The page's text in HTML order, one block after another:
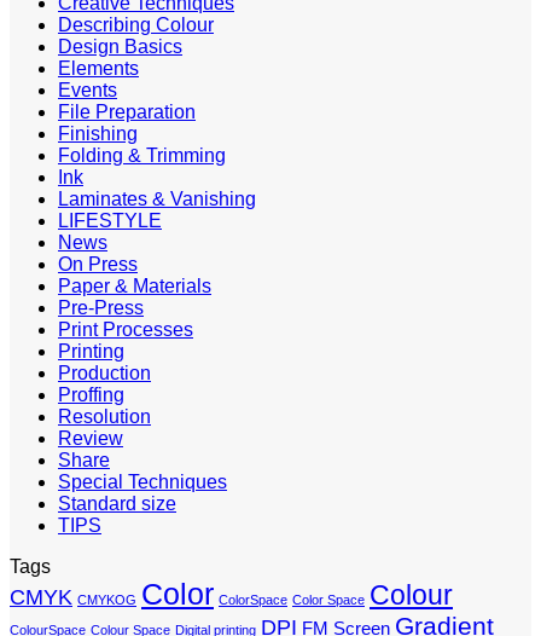
Describing Colour
Design Basics
Elements
Events
File Preparation
Finishing
Folding & Trimming
Ink
Laminates & Vanishing
LIFESTYLE
News
On Press
Paper & Materials
Pre-Press
Print Processes
Printing
Production
Proffing
Resolution
Review
Share
Special Techniques
Standard size
TIPS
Tags
CMYK CMYKOG Color ColorSpace Color Space Colour
ColourSpace Colour Space Digital printing DPI FM Screen Gradient